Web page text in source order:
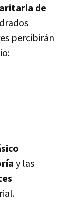
de
percibirán
y las